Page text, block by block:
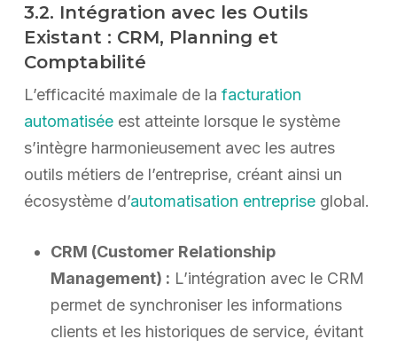
3.2. Intégration avec les Outils
Existant : CRM, Planning et
Comptabilité
L’efficacité maximale de la facturation
automatiséeest atteinte lorsque le système
s’intègre harmonieusement avec les autres
outils métiers de l’entreprise, créant ainsi un
écosystème d’automatisation entrepriseglobal.
CRM (Customer Relationship
Management) : L’intégration avec le CRM
permet de synchroniser les informations
clients et les historiques de service, évitant